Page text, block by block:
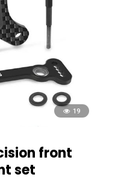
19
front
set